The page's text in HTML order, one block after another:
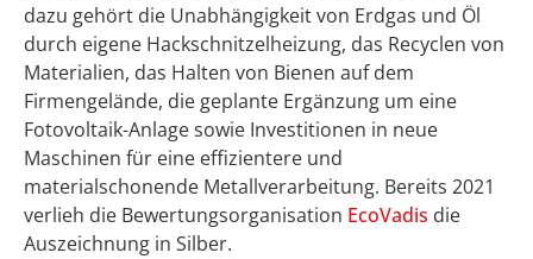
dazu gehört die Unabhängigkeit von Erdgas und Öl
durch eigene Hackschnitzelheizung, das Recyclen von
Materialien, das Halten von Bienen auf dem
Firmengelände, die geplante Ergänzung um eine
Fotovoltaik-Anlage sowie Investitionen in neue
Maschinen für eine effizientere und
materialschonende Metallverarbeitung. Bereits 2021
verlieh die Bewertungsorganisation EcoVadis die
Auszeichnung in Silber.